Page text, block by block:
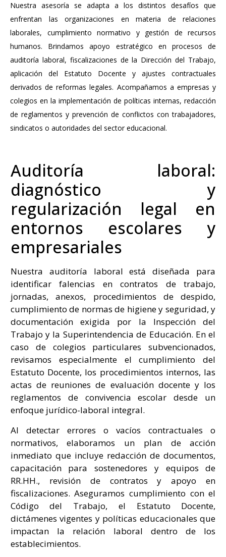
Nuestra asesoría se adapta a los distintos desafíos que
enfrentan las organizaciones en materia de relaciones
laborales, cumplimiento normativo y gestión de recursos
humanos. Brindamos apoyo estratégico en procesos de
auditoría laboral, fiscalizaciones de la Dirección del Trabajo,
aplicación del Estatuto Docente y ajustes contractuales
derivados de reformas legales. Acompañamos a empresas y
colegios en la implementación de políticas internas, redacción
de reglamentos y prevención de conflictos con trabajadores,
sindicatos o autoridades del sector educacional.
Auditoría laboral:
diagnóstico y
regularización legal en
entornos escolares y
empresariales
Nuestra auditoría laboral está diseñada para
identificar falencias en contratos de trabajo,
jornadas, anexos, procedimientos de despido,
cumplimiento de normas de higiene y seguridad, y
documentación exigida por la Inspección del
Trabajo y la Superintendencia de Educación. En el
caso de colegios particulares subvencionados,
revisamos especialmente el cumplimiento del
Estatuto Docente, los procedimientos internos, las
actas de reuniones de evaluación docente y los
reglamentos de convivencia escolar desde un
enfoque jurídico-laboral integral.
Al detectar errores o vacíos contractuales o
normativos, elaboramos un plan de acción
inmediato que incluye redacción de documentos,
capacitación para sostenedores y equipos de
RR.HH., revisión de contratos y apoyo en
fiscalizaciones. Aseguramos cumplimiento con el
Código del Trabajo, el Estatuto Docente,
dictámenes vigentes y políticas educacionales que
impactan la relación laboral dentro de los
establecimientos.